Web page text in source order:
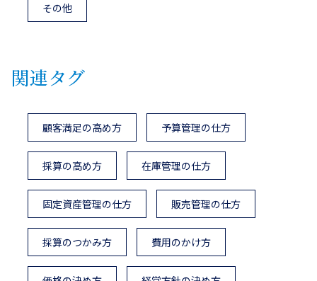
その他
関連タグ
顧客満足の高め方 予算管理の仕方
採算の高め方 在庫管理の仕方
固定資産管理の仕方 販売管理の仕方
採算のつかみ方 費用のかけ方